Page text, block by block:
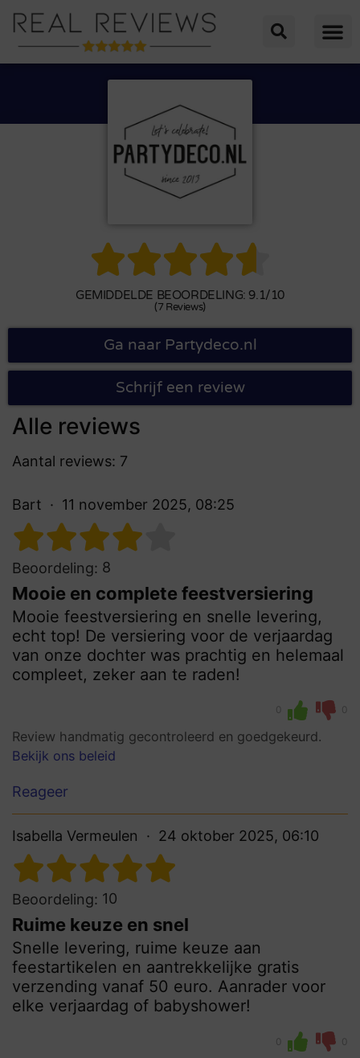

GEMIDDELDE BEOORDELING: 9.1/10
(7 Reviews)
Ga naar Partydeco.nl
Schrijf een review
Alle reviews
Aantal reviews: 7
Bart 11 november 2025, 08:25
Beoordeling: 8
Mooie en complete feestversiering
Mooie feestversiering en snelle levering,
echt top! De versiering voor de verjaardag
van onze dochter was prachtig en helemaal
compleet, zeker aan te raden!
0 0
Review handmatig gecontroleerd en goedgekeurd.
Bekijk ons beleid
Reageer
Isabella Vermeulen 24 oktober 2025, 06:10
Beoordeling: 10
Ruime keuze en snel
Snelle levering, ruime keuze aan
feestartikelen en aantrekkelijke gratis
verzending vanaf 50 euro. Aanrader voor
elke verjaardag of babyshower!
0 0